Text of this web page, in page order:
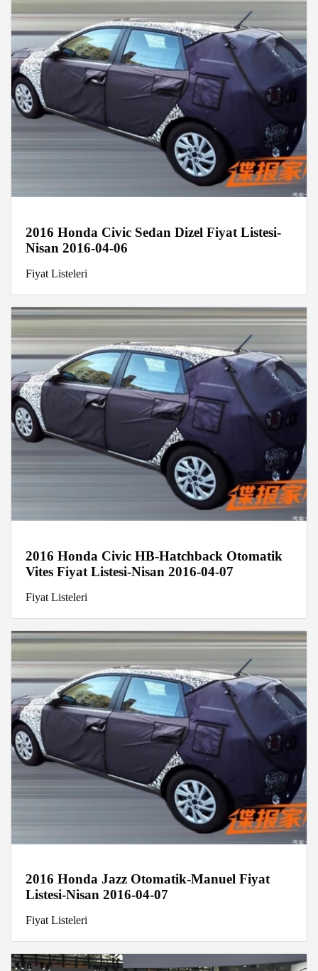
2016 Honda Civic Sedan Dizel Fiyat Listesi-
Nisan 2016-04-06
Fiyat Listeleri
2016 Honda Civic HB-Hatchback Otomatik
Vites Fiyat Listesi-Nisan 2016-04-07
Fiyat Listeleri
2016 Honda Jazz Otomatik-Manuel Fiyat
Listesi-Nisan 2016-04-07
Fiyat Listeleri